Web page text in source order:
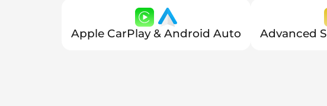
Apple CarPlay & Android Auto Advanced